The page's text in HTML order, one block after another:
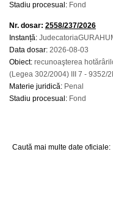
Stadiu procesual: Fond
Nr. dosar: 2558/237/2026
Instanță:
Data dosar: 2026-08-03
Obiect: recunoaşterea
(Legea 302/2004) III 7 - 9352/
Materie juridică: Penal
Stadiu procesual: Fond
Caută mai multe date oficiale: